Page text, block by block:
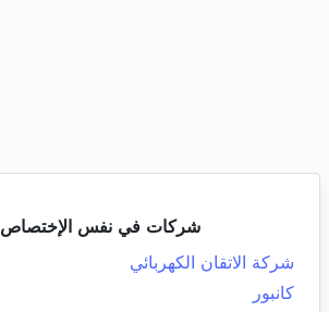
شركات في نفس الإختصاص
شركة الاتقان الكهربائي
كانبور